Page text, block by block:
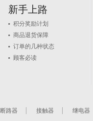
新手上路
积分奖励计划
商品退货保障
订单的几种状态
顾客必读
断路器 接触器 继电器